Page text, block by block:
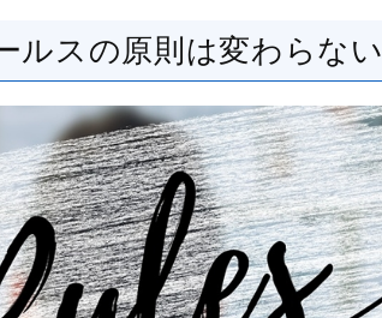
ルスの原則は変わらない